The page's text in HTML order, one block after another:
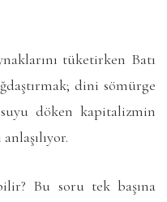
tüketirken Batı
dini sömürge
döken kapitalizmin
Bu soru tek başına